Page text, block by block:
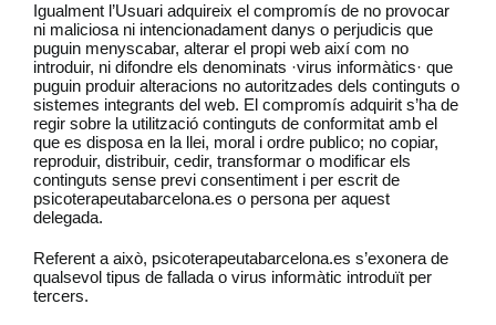
Igualment l’Usuari adquireix el compromís de no provocar
ni maliciosa ni intencionadament danys o perjudicis que
puguin menyscabar, alterar el propi web així com no
introduir, ni difondre els denominats ·virus informàtics· que
puguin produir alteracions no autoritzades dels continguts o
sistemes integrants del web. El compromís adquirit s’ha de
regir sobre la utilització continguts de conformitat amb el
que es disposa en la llei, moral i ordre publico; no copiar,
reproduir, distribuir, cedir, transformar o modificar els
continguts sense previ consentiment i per escrit de
psicoterapeutabarcelona.es o persona per aquest
delegada.
Referent a això, psicoterapeutabarcelona.es s’exonera de
qualsevol tipus de fallada o virus informàtic introduït per
tercers.